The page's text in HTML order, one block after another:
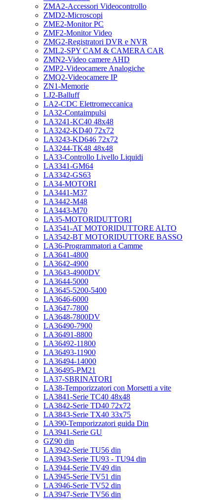
ZMA2-Accessori Videocontrollo
ZMD2-Microscopi
ZME2-Monitor PC
ZMF2-Monitor Video
ZMG2-Registratori DVR e NVR
ZML2-SPY CAM & CAMERA CAR
ZMN2-Video camere AHD
ZMP2-Videocamere Analogiche
ZMQ2-Videocamere IP
ZN1-Memorie
LJ2-Balluff
LA2-CDC Elettromeccanica
LA32-Contaimpulsi
LA3241-KC40 48x48
LA3242-KD40 72x72
LA3243-KD646 72x72
LA3244-TK48 48x48
LA33-Controllo Livello Liquidi
LA3341-GM64
LA3342-GS63
LA34-MOTORI
LA3441-M37
LA3442-M48
LA3443-M70
LA35-MOTORIDUTTORI
LA3541-AT MOTORIDUTTORE ALTO
LA3542-BT MOTORIDUTTORE BASSO
LA36-Programmatori a Camme
LA3641-4800
LA3642-4900
LA3643-4900DV
LA3644-5000
LA3645-5200-5400
LA3646-6000
LA3647-7800
LA3648-7800DV
LA36490-7900
LA36491-8800
LA36492-11800
LA36493-11900
LA36494-14000
LA36495-PM21
LA37-SBRINATORI
LA38-Temporizzatori con Morsetti a vite
LA3841-Serie TC40 48x48
LA3842-Serie TD40 72x72
LA3843-Serie TX40 33x75
LA390-Temporizzatori guida Din
LA3941-Serie GU
GZ90 din
LA3942-Serie TU56 din
LA3943-Serie TU93 - TU94 din
LA3944-Serie TV49 din
LA3945-Serie TV51 din
LA3946-Serie TV52 din
LA3947-Serie TV56 din